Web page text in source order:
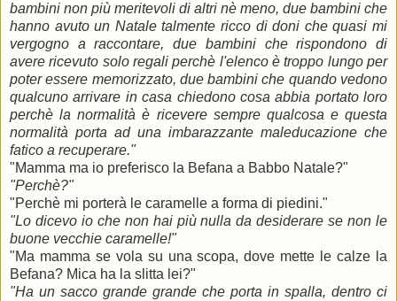
bambini non più meritevoli di altri nè meno, due bambini che
hanno avuto un Natale talmente ricco di doni che quasi mi
vergogno a raccontare, due bambini che rispondono di
avere ricevuto solo regali perchè l'elenco è troppo lungo per
poter essere memorizzato, due bambini che quando vedono
qualcuno arrivare in casa chiedono cosa abbia portato loro
perchè la normalità è ricevere sempre qualcosa e questa
normalità porta ad una imbarazzante maleducazione che
fatico a recuperare."
"Mamma ma io preferisco la Befana a Babbo Natale?"
"Perchè?"
"Perchè mi porterà le caramelle a forma di piedini."
"Lo dicevo io che non hai più nulla da desiderare se non le
buone vecchie caramelle!"
"Ma mamma se vola su una scopa, dove mette le calze la
Befana? Mica ha la slitta lei?"
"Ha un sacco grande grande che porta in spalla, dentro ci